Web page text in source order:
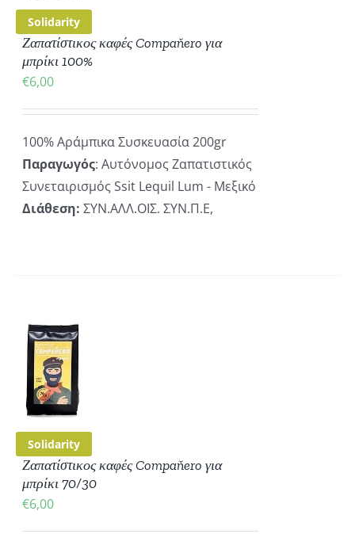
Solidarity
Ζαπατίστικος καφές Compaňero για
μπρίκι 100%
€6,00
100% Αράμπικα Συσκευασία 200gr
Παραγωγός: Αυτόνομος Ζαπατιστικός
Συνεταιρισμός Ssit Lequil Lum - Μεξικό
Διάθεση: ΣΥΝ.ΑΛΛ.ΟΙΣ. ΣΥΝ.Π.Ε,
Solidarity
Ζαπατίστικος καφές Compaňero για
μπρίκι 70/30
€6,00